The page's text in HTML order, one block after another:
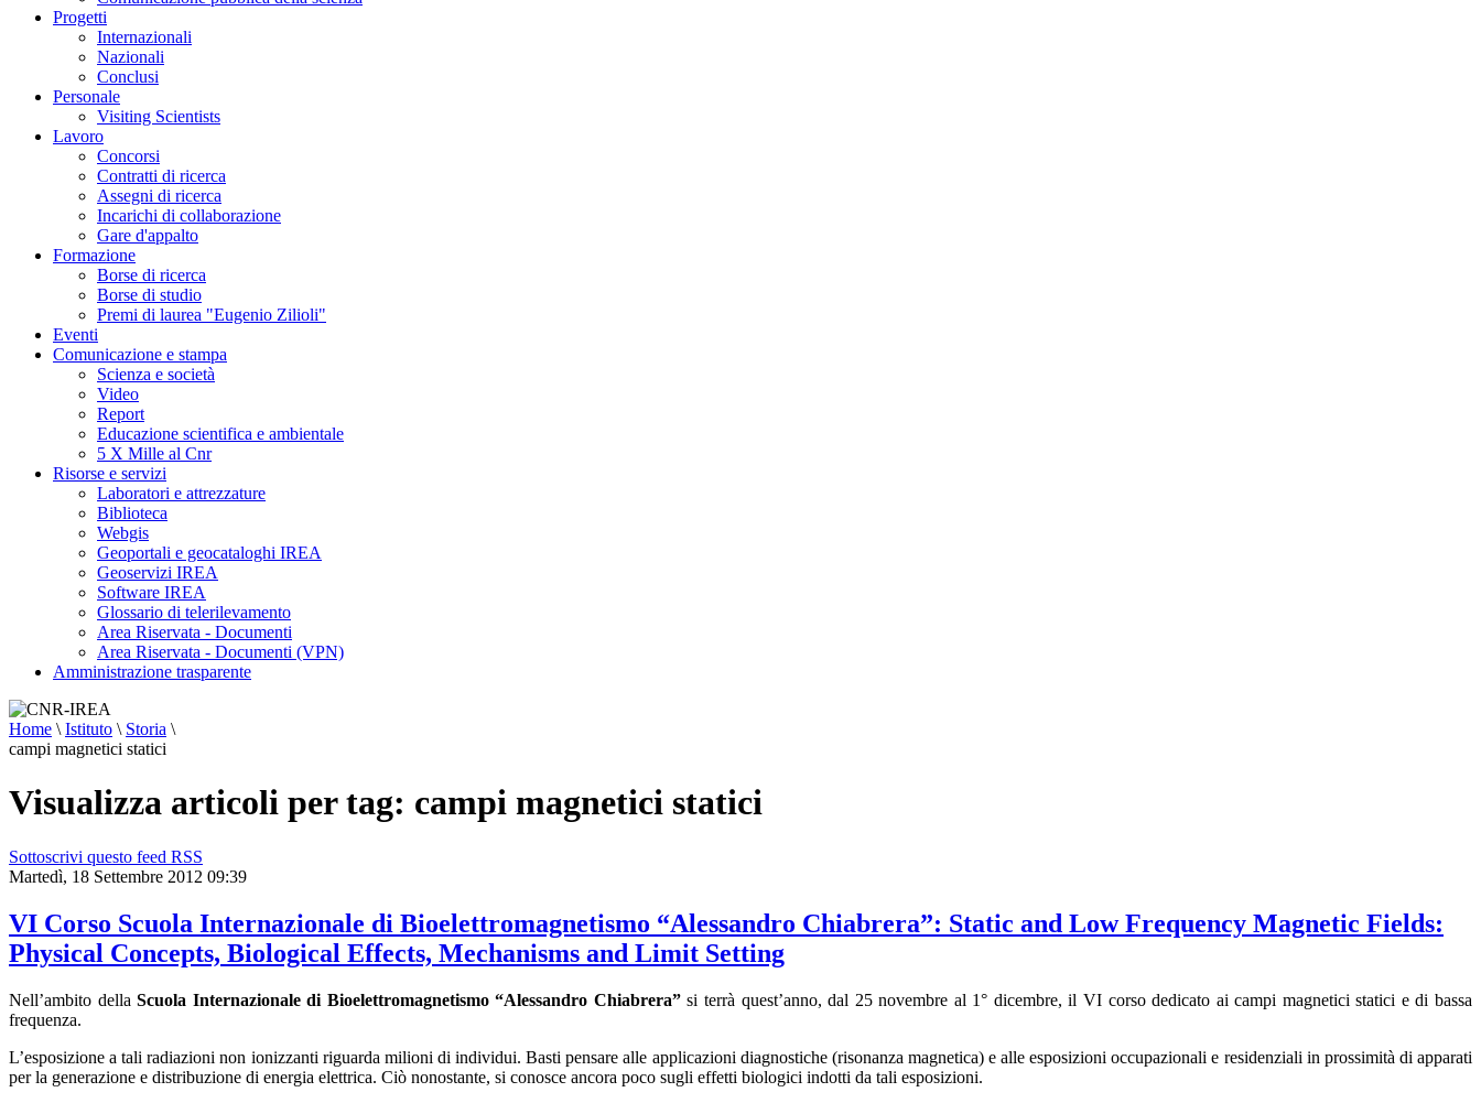
Progetti
Internazionali
Nazionali
Conclusi
Personale
Visiting Scientists
Lavoro
Concorsi
Contratti di ricerca
Assegni di ricerca
Incarichi di collaborazione
Gare d'appalto
Formazione
Borse di ricerca
Borse di studio
Premi di laurea "Eugenio Zilioli"
Eventi
Comunicazione e stampa
Scienza e società
Video
Report
Educazione scientifica e ambientale
5 X Mille al Cnr
Risorse e servizi
Laboratori e attrezzature
Biblioteca
Webgis
Geoportali e geocataloghi IREA
Geoservizi IREA
Software IREA
Glossario di telerilevamento
Area Riservata - Documenti
Area Riservata - Documenti (VPN)
Amministrazione trasparente
Home \ Istituto \ Storia \
campi magnetici statici
Visualizza articoli per tag: campi magnetici statici
Sottoscrivi questo feed RSS
Martedì, 18 Settembre 2012 09:39
VI Corso Scuola Internazionale di Bioelettromagnetismo “Alessandro Chiabrera”: Static and Low Frequency Magnetic Fields:
Physical Concepts, Biological Effects, Mechanisms and Limit Setting
Nell’ambito dellaScuola Internazionale di Bioelettromagnetismo “Alessandro Chiabrera”si terrà quest’anno, dal 25 novembre al 1° dicembre, il VI corso dedicato ai campi magnetici statici e di bassa
frequenza.
L’esposizione a tali radiazioni non ionizzanti riguarda milioni di individui. Basti pensare alle applicazioni diagnostiche (risonanza magnetica) e alle esposizioni occupazionali e residenziali in prossimità di apparati
per la generazione e distribuzione di energia elettrica. Ciò nonostante, si conosce ancora poco sugli effetti biologici indotti da tali esposizioni.